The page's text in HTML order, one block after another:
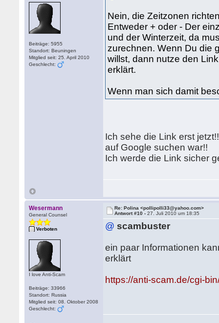
Beiträge: 5955
Standort: Beuningen
Mitglied seit: 25. April 2010
Geschlecht:
Nein, die Zeitzonen
Entweder + oder - Der
und der Winterzeit, da
zurechnen. Wenn Du die
willst, dann nutze den
erklärt.
Wenn man sich damit
Ich sehe die Link erst
auf Google suchen war!!
Ich werde die Link sicher
Wesermann
General Counsel
Verboten
I love Anti-Scam
Beiträge: 33966
Standort: Russia
Mitglied seit: 08. Oktober 2008
Geschlecht:
Re: Polina <pollipolli33@yahoo.com>
Antwort #10 -27. Juli 2010 um 18:35
@ scambuster
ein paar Informationen
erklärt
https://anti-scam.de/cgi-